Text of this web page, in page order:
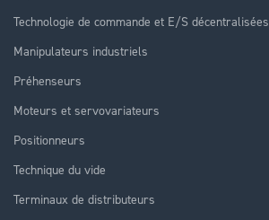
Technologie de commande et E/S décentralisées
Manipulateurs industriels
Préhenseurs
Moteurs et servovariateurs
Positionneurs
Technique du vide
Terminaux de distributeurs